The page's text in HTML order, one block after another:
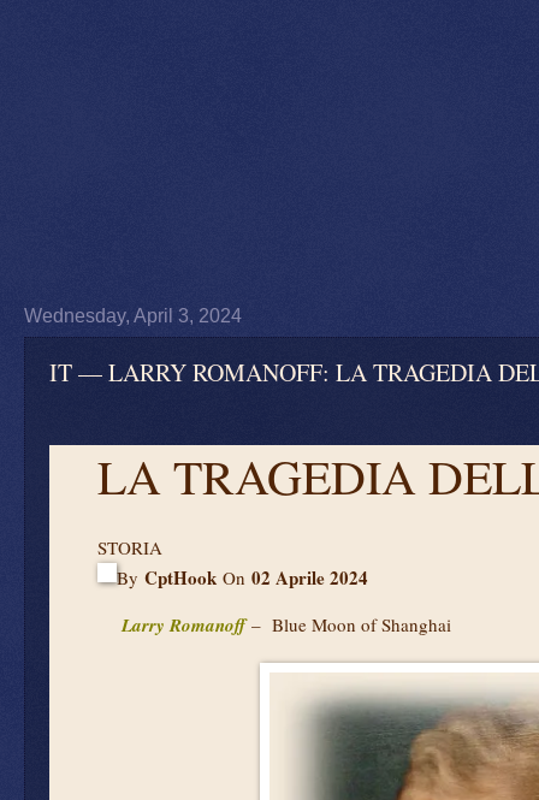
Wednesday, April 3, 2024
IT — LARRY ROMANOFF: LA TRAGEDIA
LA TRAGEDIA
STORIA
By CptHook On 02 Aprile 2024
Larry Romanoff– Blue Moon of Shanghai